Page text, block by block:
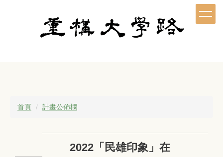
首頁 計畫公佈欄
2022「民雄印象」在